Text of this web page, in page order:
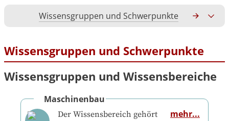
Wissensgruppen und Schwerpunkte
Wissensgruppen und Schwerpunkte
Wissensgruppen und Wissensbereiche
Maschinenbau
Der Wissensbereich gehört
mehr...